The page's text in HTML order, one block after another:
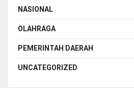
NASIONAL
OLAHRAGA
PEMERINTAH DAERAH
UNCATEGORIZED